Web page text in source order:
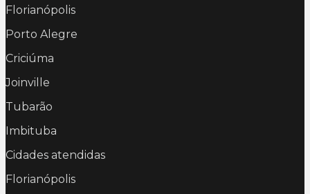
Florianópolis
Porto Alegre
Criciúma
Joinville
Tubarão
Imbituba
Cidades atendidas
Florianópolis